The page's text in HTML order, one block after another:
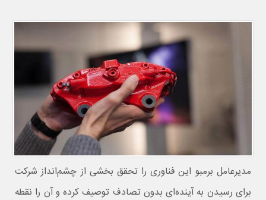
مدیرعامل برمبو این فناوری را تحقق بخشی از چشم‌انداز شرکت
برای رسیدن به آینده‌ای بدون تصادف توصیف کرده و آن را نقطه